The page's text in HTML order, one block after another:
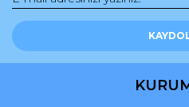
Ürün resmi kalitesiz, bozuk
Ürün açıklamasında eksik
Ürün fiyatı diğer sitelerden daha